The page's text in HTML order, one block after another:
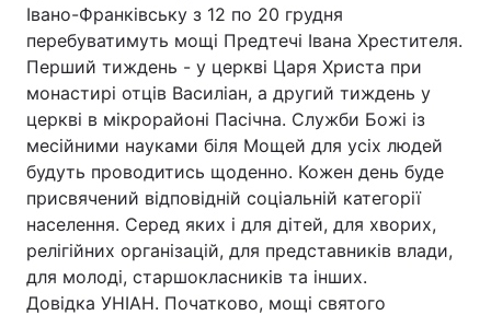
Івано-Франківську з 12 по 20 грудня
перебуватимуть мощі Предтечі Івана Хрестителя.
Перший тиждень - у церкві Царя Христа при
монастирі отців Василіан, а другий тиждень у
церкві в мікрорайоні Пасічна. Служби Божі із
месійними науками біля Мощей для усіх людей
будуть проводитись щоденно. Кожен день буде
присвячений відповідній соціальній категорії
населення. Серед яких і для дітей, для хворих,
релігійних організацій, для представників влади,
для молоді, старшокласників та інших.
Довідка УНІАН. Початково, мощі святого